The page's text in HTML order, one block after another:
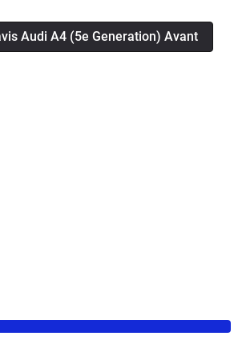
voiture bonne à tout faire!
Audi A4 (5e Generation) Avant